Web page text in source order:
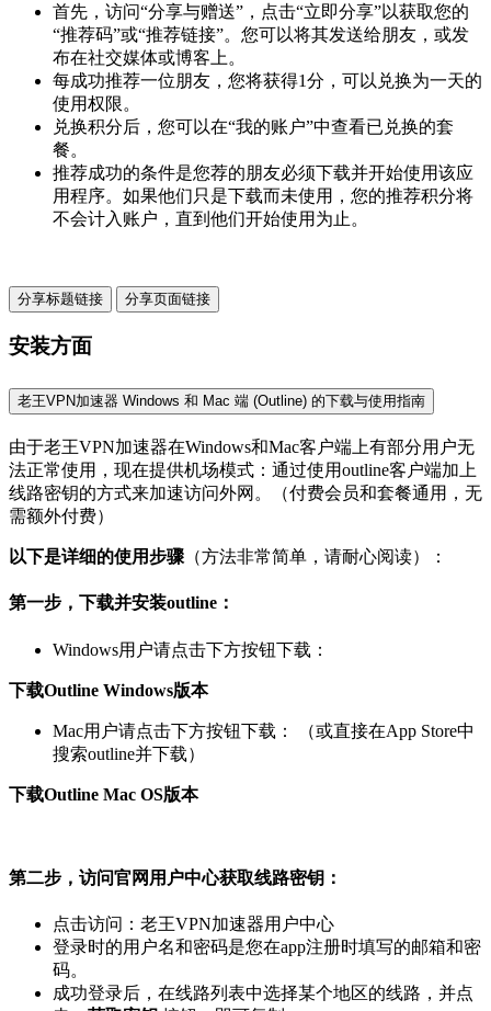
首先，访问“分享与赠送”，点击“立即分享”以获取您的
“推荐码”或“推荐链接”。您可以将其发送给朋友，或发
布在社交媒体或博客上。
每成功推荐一位朋友，您将获得1分，可以兑换为一天的
使用权限。
兑换积分后，您可以在“我的账户”中查看已兑换的套
餐。
推荐成功的条件是您荐的朋友必须下载并开始使用该应
用程序。如果他们只是下载而未使用，您的推荐积分将
不会计入账户，直到他们开始使用为止。
分享标题链接 分享页面链接
安装方面
老王VPN加速器 Windows 和 Mac 端 (Outline) 的下载与使用指南
由于老王VPN加速器在Windows和Mac客户端上有部分用户无
法正常使用，现在提供机场模式：通过使用outline客户端加上
线路密钥的方式来加速访问外网。（付费会员和套餐通用，无
需额外付费）
以下是详细的使用步骤 （方法非常简单，请耐心阅读）：
第一步，下载并安装outline：
Windows用户请点击下方按钮下载：
下载Outline Windows版本
Mac用户请点击下方按钮下载： （或直接在App Store中
搜索outline并下载）
下载Outline Mac OS版本
第二步，访问官网用户中心获取线路密钥：
点击访问：老王VPN加速器用户中心
登录时的用户名和密码是您在app注册时填写的邮箱和密
码。
成功登录后，在线路列表中选择某个地区的线路，并点